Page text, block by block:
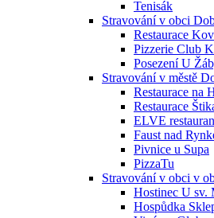
Tenisák
Stravování v obci
Restaurace
Pizzerie Club
Posezení U
Stravování v městě
Restaurace na
Restaurace
ELVE
Faust nad
Pivnice u Supa
PizzaTu
Stravování v obci v
Hostinec U sv.
Hospůdka